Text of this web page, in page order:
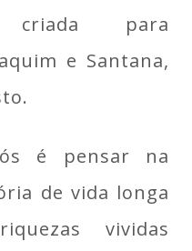
criada para
e Santana,
é pensar na
de vida longa
vividas